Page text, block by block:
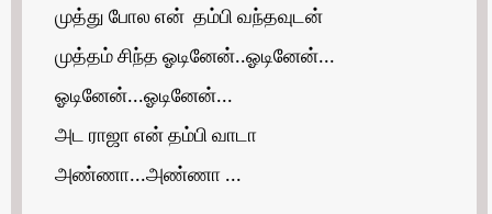
முத்து போல என் தம்பி வந்தவுடன்
முத்தம் சிந்த ஓடினேன்..ஓடினேன்...
ஓடினேன்...ஓடினேன்...
அட ராஜா என் தம்பி வாடா
அண்ணா...அண்ணா ...